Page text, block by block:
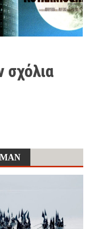
σχόλια